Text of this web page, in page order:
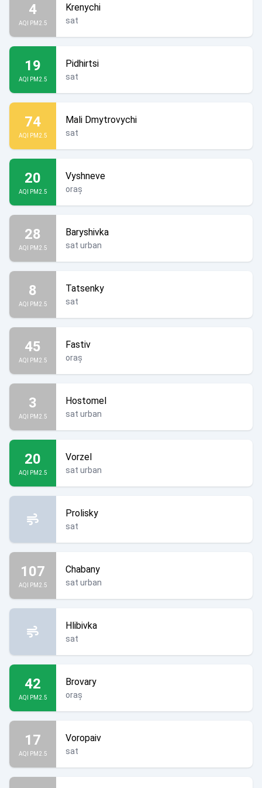
4
AQI PM2.5
Krenychi
sat
19
AQI PM2.5
Pidhirtsi
sat
74
AQI PM2.5
Mali Dmytrovychi
sat
20
AQI PM2.5
Vyshneve
oraș
28
AQI PM2.5
Baryshivka
sat urban
8
AQI PM2.5
Tatsenky
sat
45
AQI PM2.5
Fastiv
oraș
3
AQI PM2.5
Hostomel
sat urban
20
AQI PM2.5
Vorzel
sat urban
Prolisky
sat
107
AQI PM2.5
Chabany
sat urban
Hlibivka
sat
42
AQI PM2.5
Brovary
oraș
17
AQI PM2.5
Voropaiv
sat